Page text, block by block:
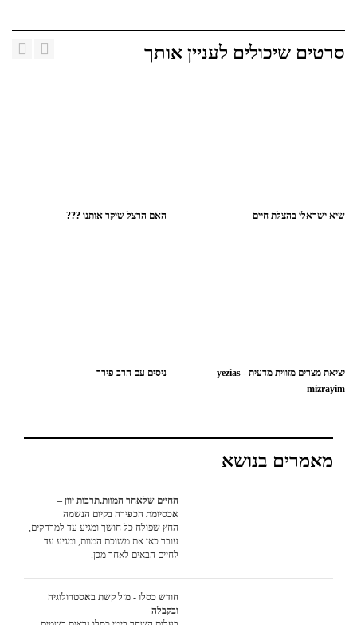
סרטים שיכולים לעניין אותך
שיא ישראלי בהצלת חיים האם הרצל שיקר אותנו ???
יציאת מצרים מזווית מדעית - yezias
mizrayim
ניסים עם הרב פירר
מאמרים בנושא
החיים שלאחר המוות.תרבות יוון –
אכסיומת הכפירה בקיום הנשמה
החץ שפולח כל חושך ומגיע עד למרחקים,
עובר כאן את משוכת המוות, ומגיע עד
לחיים הבאים לאחר מכן.
חודש כסלו - מזל קשת באסטרולוגיה
ובקבלה